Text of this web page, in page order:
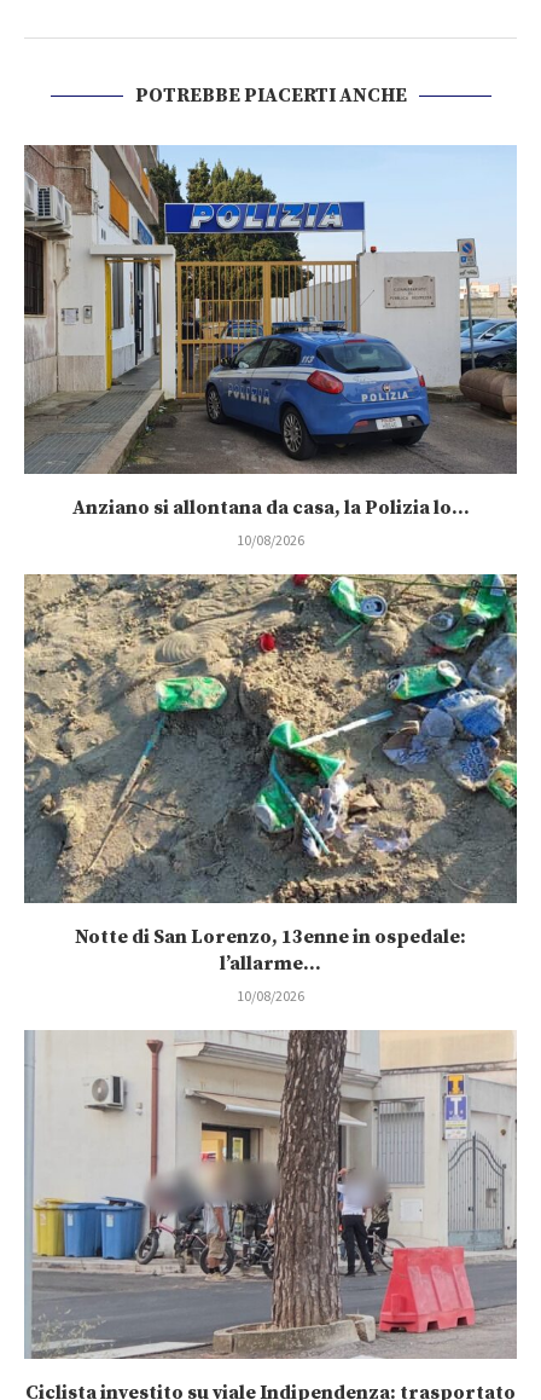
POTREBBE PIACERTI ANCHE
Anziano si allontana da casa, la Polizia lo...
10/08/2026
Notte di San Lorenzo, 13enne in ospedale:
l’allarme...
10/08/2026
Ciclista investito su viale Indipendenza: trasportato